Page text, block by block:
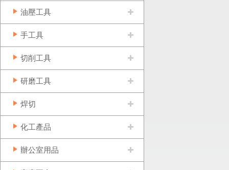
油壓工具
手工具
切削工具
研磨工具
焊切
化工產品
辦公室用品